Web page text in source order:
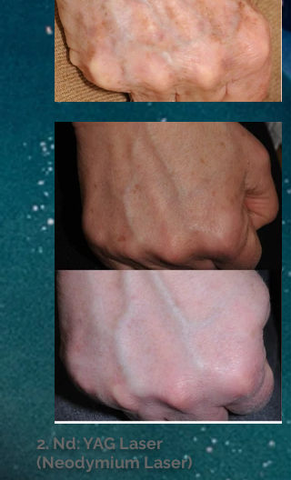
2. Nd: YAG Laser
(Neodymium Laser)